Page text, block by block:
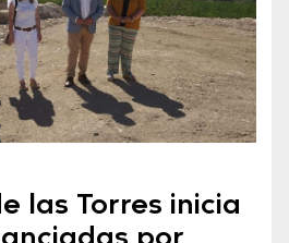
las Torres inicia